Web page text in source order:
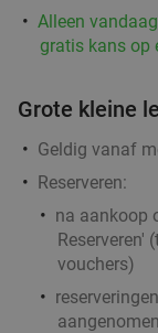
Morgen
Di
Lale Grillhouse
Sushibox
Sushi in
Vandaag
Alleen
gratis kans op
Grote kleine
Geldig vanaf
Reserveren:
na aankoop
Reserveren'
vouchers)
aangenomen